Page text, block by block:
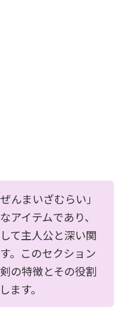
んまいざむらい」
アイテムであり、
て主人公と深い関
。このセクション
の特徴とその役割
ます。